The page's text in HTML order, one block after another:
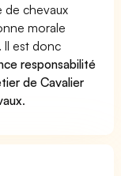
de chevaux
morale
Il est donc
responsabilité
de Cavalier
.